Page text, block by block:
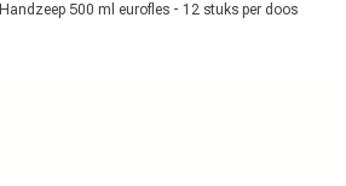
Handzeep 500 ml eurofles - 12 stuks per doos